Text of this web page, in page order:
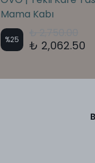
Mama Kabı
%25 ₺ 2,062.50